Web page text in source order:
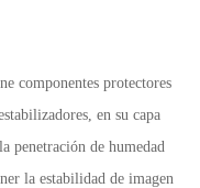
componentes protectores
en su capa
penetración de humedad
la estabilidad de imagen